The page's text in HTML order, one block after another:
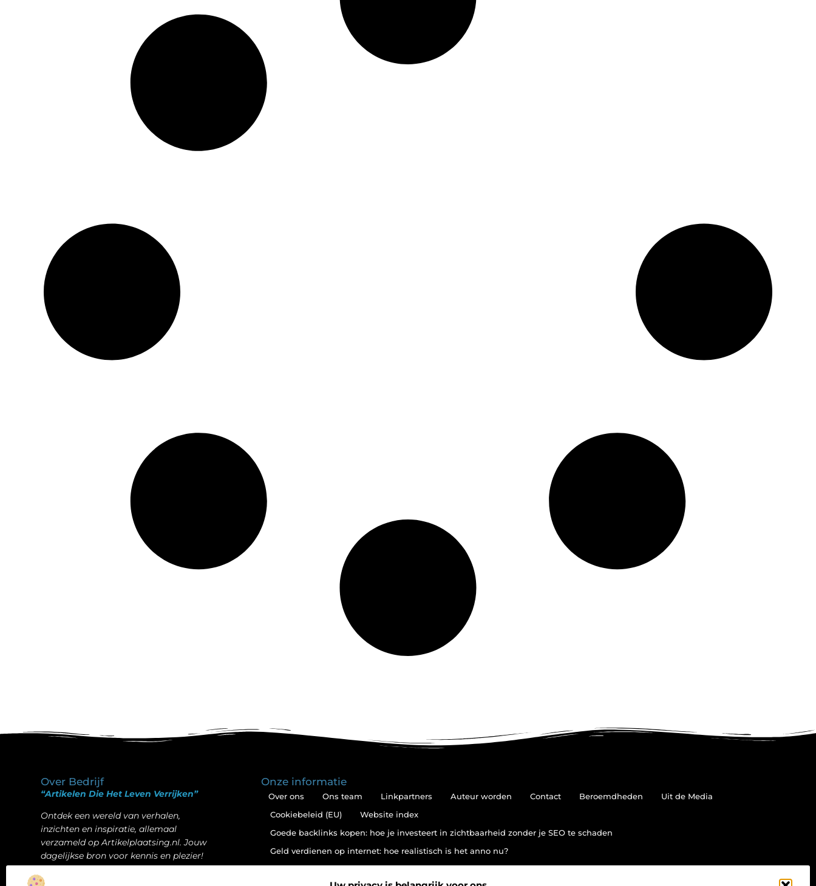
Over Bedrijf
“Artikelen Die Het Leven Verrijken”
Ontdek een wereld van verhalen,
inzichten en inspiratie, allemaal
verzameld op Artikelplaatsing.nl. Jouw
dagelijkse bron voor kennis en plezier!
Bericht categorie
Onze informatie
Over ons Ons team Linkpartners Auteur worden Contact Beroemdheden
Uit de Media
Cookiebeleid (EU)
Website index
Goede backlinks kopen: hoe je investeert in zichtbaarheid zonder je SEO te schaden
Geld verdienen op internet: hoe realistisch is het anno nu?